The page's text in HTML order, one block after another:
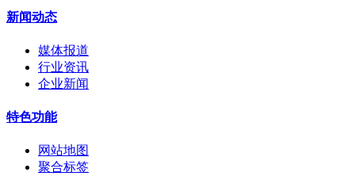
新闻动态
媒体报道
行业资讯
企业新闻
特色功能
网站地图
聚合标签